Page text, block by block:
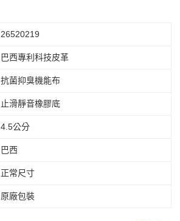
26520219
巴西專利科技皮革
抗菌抑臭機能布
止滑靜音橡膠底
4.5公分
巴西
正常尺寸
原廠包裝